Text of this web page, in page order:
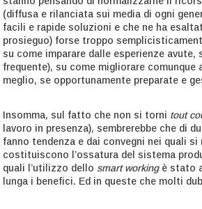
(diffusa e rilanciata sui media di ogni
facili e rapide soluzioni e che ne ha
prosieguo) forse troppo
su come imparare dalle esperienze
frequente), su come migliorare
meglio, se opportunamente preparate e
Insomma, sul fatto che non si torni tout
lavoro in presenza), sembrerebbe che di
fanno tendenza e dai convegni nei quali si
costituiscono l’ossatura del sistema
quali l’utilizzo dello smart workingè stato
lunga i benefici. Ed in queste che molti